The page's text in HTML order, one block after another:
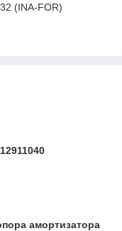
(INA-FOR)
амортизатора